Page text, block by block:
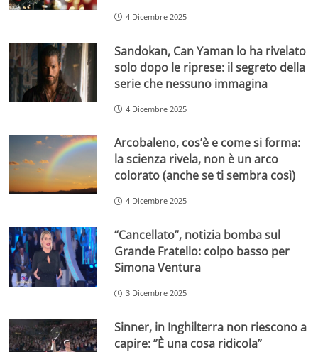
4 Dicembre 2025
Sandokan, Can Yaman lo ha rivelato
solo dopo le riprese: il segreto della
serie che nessuno immagina
4 Dicembre 2025
Arcobaleno, cos’è e come si forma:
la scienza rivela, non è un arco
colorato (anche se ti sembra così)
4 Dicembre 2025
“Cancellato”, notizia bomba sul
Grande Fratello: colpo basso per
Simona Ventura
3 Dicembre 2025
Sinner, in Inghilterra non riescono a
capire: ”È una cosa ridicola”